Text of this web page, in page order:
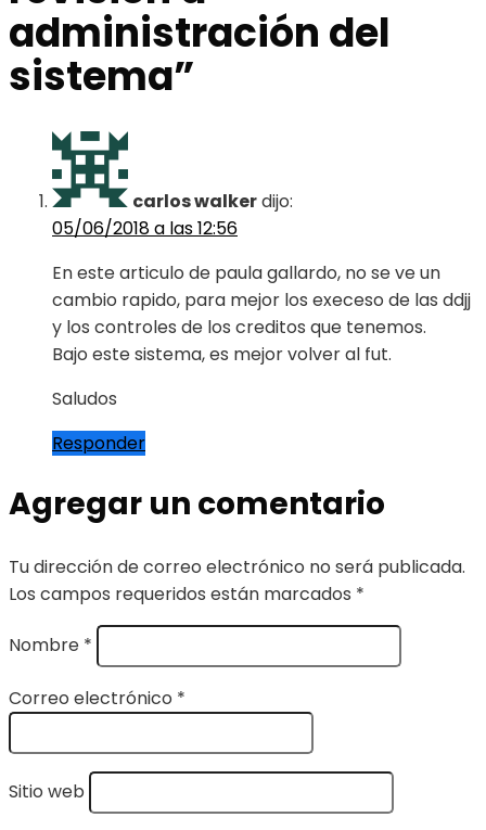
administración del
sistema”
carlos walkerdijo:
05/06/2018 a las 12:56
En este articulo de paula gallardo, no se ve un
cambio rapido, para mejor los execeso de las ddjj
y los controles de los creditos que tenemos.
Bajo este sistema, es mejor volver al fut.
Saludos
Responder
Agregar un comentario
Tu dirección de correo electrónico no será publicada.
Los campos requeridos están marcados *
Nombre *
Correo electrónico *
Sitio web